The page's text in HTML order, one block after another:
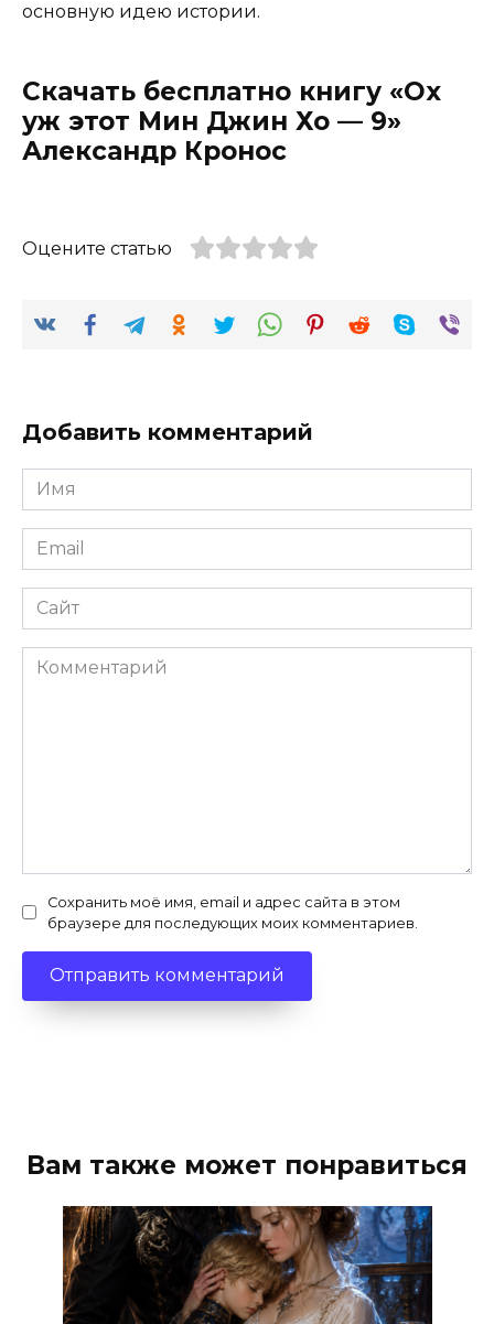
основную идею истории.
Скачать бесплатно книгу «Ох
уж этот Мин Джин Хо — 9»
Александр Кронос
Оцените статью
Добавить комментарий
Имя
*
Email
*
Сайт
Комментарий
Сохранить моё имя, email и адрес сайта в этом
браузере для последующих моих комментариев.
Вам также может понравиться